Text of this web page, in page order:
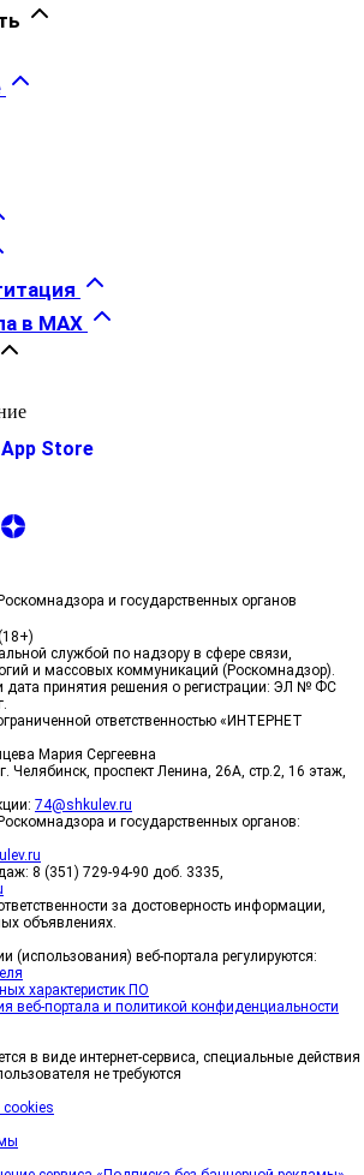
в MAX
App Store
и государственных органов
службой по надзору в сфере связи,
и массовых коммуникаций (Роскомнадзор).
дата принятия решения о регистрации: ЭЛ № ФС
ответственностью «ИНТЕРНЕТ
Мария Сергеевна
Челябинск, проспект Ленина, 26А, стр.2, 16 этаж,
74@shkulev.ru
и государственных органов:
8 (351) 729-94-90 доб. 3335,
за достоверность информации,
объявлениях.
(использования) веб-портала регулируются:
характеристик ПО
веб-портала и политикой конфиденциальности
в виде интернет-сервиса, специальные действия
не требуются
cookies